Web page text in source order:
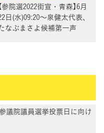
参院選2022街宣・青森】6月
日(水)09:20～泉健太代表、
なぶまさよ候補第一声
参議院議員選挙投票日に向け